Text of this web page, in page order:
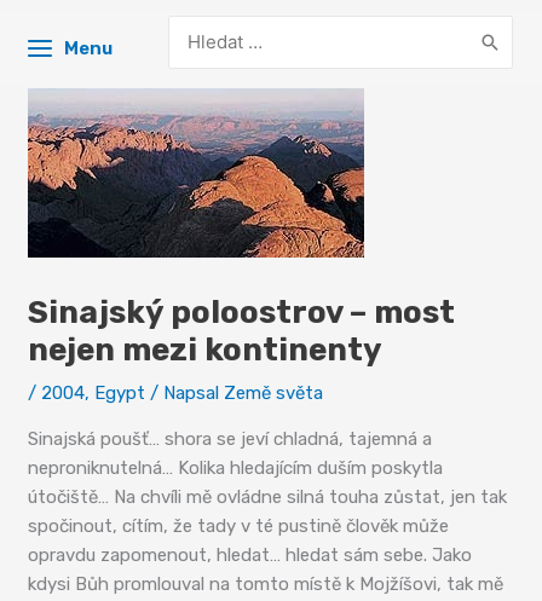
Menu
for:
Sinajský poloostrov – most
nejen mezi kontinenty
/ 2004, Egypt / Napsal Země světa
Sinajská poušť… shora se jeví chladná, tajemná a
neproniknutelná… Kolika hledajícím duším poskytla
útočiště… Na chvíli mě ovládne silná touha zůstat, jen tak
spočinout, cítím, že tady v té pustině člověk může
opravdu zapomenout, hledat… hledat sám sebe. Jako
kdysi Bůh promlouval na tomto místě k Mojžíšovi, tak mě